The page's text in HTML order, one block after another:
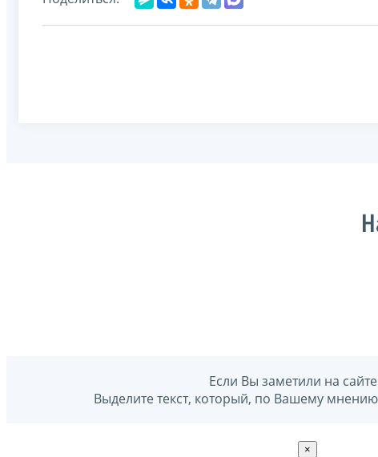
Если Вы заметили на
Выделите текст, который, по Вашему
×